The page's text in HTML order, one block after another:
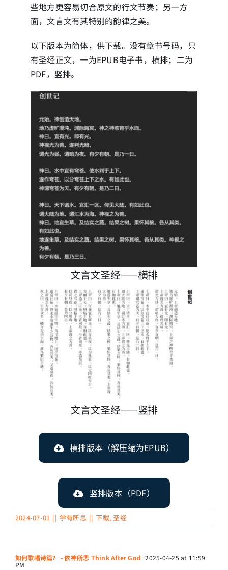
些地方更容易切合原文的行文节奏；另一方
面，文言文有其特别的韵律之美。
以下版本为简体，供下载。没有章节号码，只
有圣经正文，一为EPUB电子书，横排；二为
PDF，竖排。
文言文圣经——横排
文言文圣经——竖排
横排版本（解压缩为EPUB）
竖排版本（PDF）
2024-07-01 || 学有所思 || 下载,圣经
如何歌唱诗篇？ - 依神所思 Think After God 2025-04-25 at 11:59
PM